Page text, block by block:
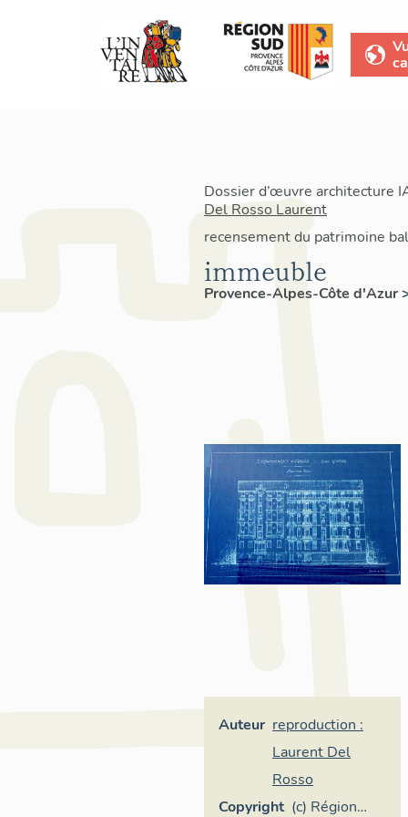
Dossier d’œuvre architecture
Del Rosso Laurent
recensement du patrimoine
immeuble
Provence-Alpes-Côte d'Azur
Auteur reproduction :
Laurent Del
Rosso
Copyright (c) Région